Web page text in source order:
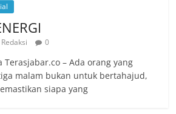
Redaksi 0
Terasjabar.co – Ada orang yang
malam bukan untuk bertahajud,
siapa yang